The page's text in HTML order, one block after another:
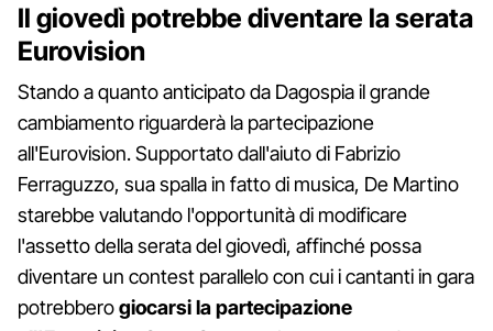
Il giovedì potrebbe diventare la serata
Eurovision
Stando a quanto anticipato da Dagospia il grande
cambiamento riguarderà la partecipazione
all'Eurovision. Supportato dall'aiuto di Fabrizio
Ferraguzzo, sua spalla in fatto di musica, De Martino
starebbe valutando l'opportunità di modificare
l'assetto della serata del giovedì, affinché possa
diventare un contest parallelo con cui i cantanti in gara
potrebberogiocarsi la partecipazione